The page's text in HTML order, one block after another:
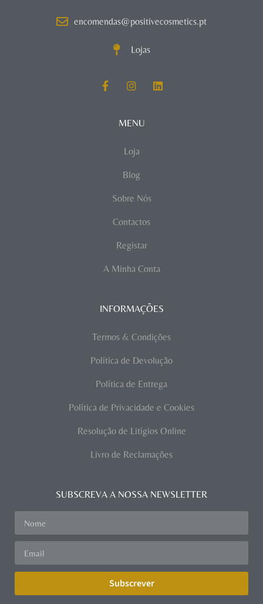
encomendas@positivecosmetics.pt
Lojas
MENU
Loja
Blog
Sobre Nós
Contactos
Registar
A Minha Conta
INFORMAÇÕES
Termos & Condições
Política de Devolução
Política de Entrega
Política de Privacidade e Cookies
Resolução de Litígios Online
Livro de Reclamações
SUBSCREVA A NOSSA NEWSLETTER
Subscrever